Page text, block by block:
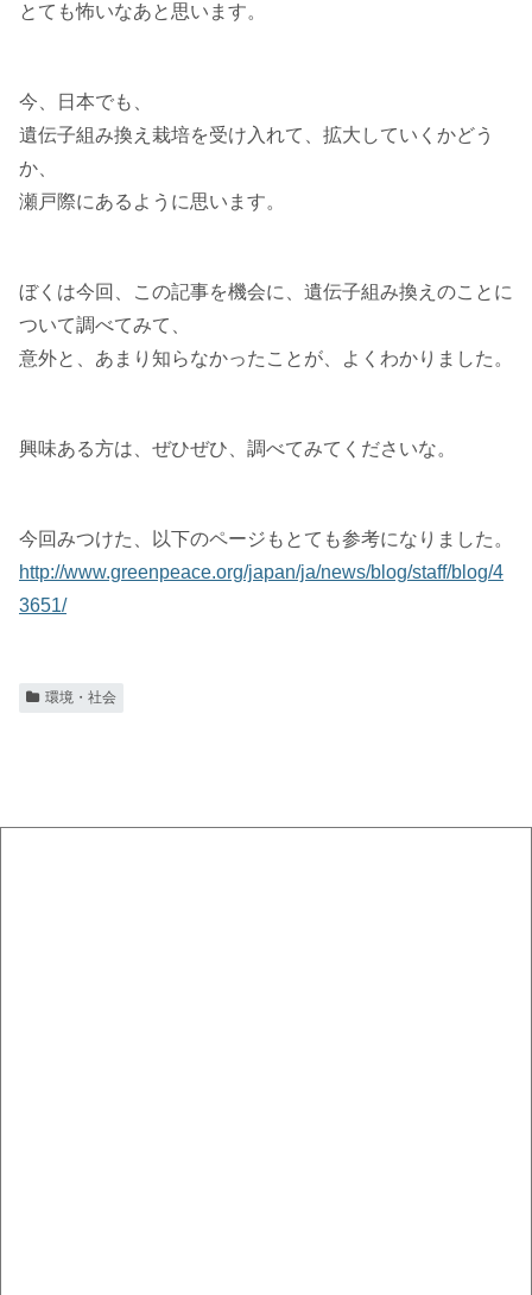
とても怖いなあと思います。
今、日本でも、
遺伝子組み換え栽培を受け入れて、拡大していくかどう
か、
瀬戸際にあるように思います。
ぼくは今回、この記事を機会に、遺伝子組み換えのことに
ついて調べてみて、
意外と、あまり知らなかったことが、よくわかりました。
興味ある方は、ぜひぜひ、調べてみてくださいな。
今回みつけた、以下のページもとても参考になりました。
http://www.greenpeace.org/japan/ja/news/blog/staff/blog/4
3651/
環境・社会